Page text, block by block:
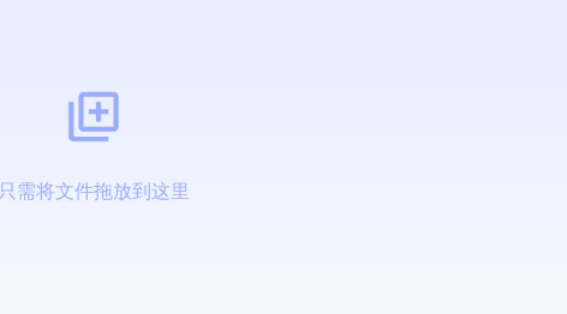
只需将文件拖放到这里